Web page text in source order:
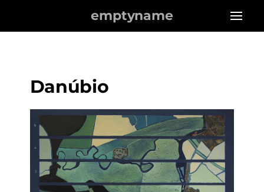
emptyname
Danúbio